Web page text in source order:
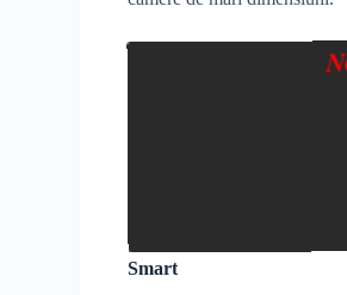
Smart